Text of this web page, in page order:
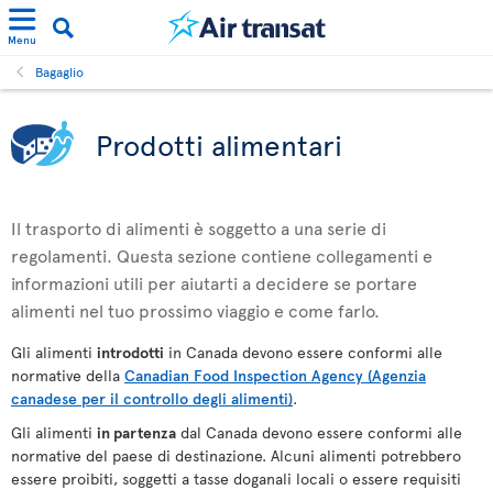
Menu
Bagaglio
Prodotti alimentari
Il trasporto di alimenti è soggetto a una serie di
regolamenti. Questa sezione contiene collegamenti e
informazioni utili per aiutarti a decidere se portare
alimenti nel tuo prossimo viaggio e come farlo.
Gli alimenti introdotti in Canada devono essere conformi alle
normative della Canadian Food Inspection Agency (Agenzia
canadese per il controllo degli alimenti).
Gli alimenti in partenza dal Canada devono essere conformi alle
normative del paese di destinazione. Alcuni alimenti potrebbero
essere proibiti, soggetti a tasse doganali locali o essere requisiti